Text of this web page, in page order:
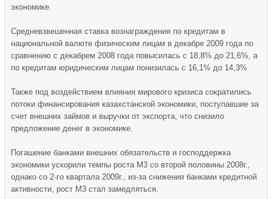
экономике.
Средневзвешенная ставка вознаграждения по кредитам в
национальной валюте физическим лицам в декабре 2009 года по
сравнению с декабрем 2008 года повысилась с 18,8% до 21,6%, а
по кредитам юридическим лицам понизилась с 16,1% до 14,3%
Также под воздействием влияния мирового кризиса сократились
потоки финансирования казахстанской экономики, поступавшие за
счет внешних займов и выручки от экспорта, что снизило
предложение денег в экономике.
Погашение банками внешних обязательств и господдержка
экономики ускорили темпы роста М3 со второй половины 2008г.,
однако со 2-го квартала 2009г., из-за снижения банками кредитной
активности, рост М3 стал замедляться.